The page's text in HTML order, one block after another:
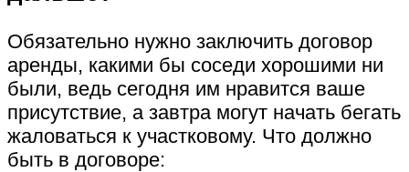
Обязательно нужно заключить договор
аренды, какими бы соседи хорошими ни
были, ведь сегодня им нравится ваше
присутствие, а завтра могут начать бегать
жаловаться к участковому. Что должно
быть в договоре: